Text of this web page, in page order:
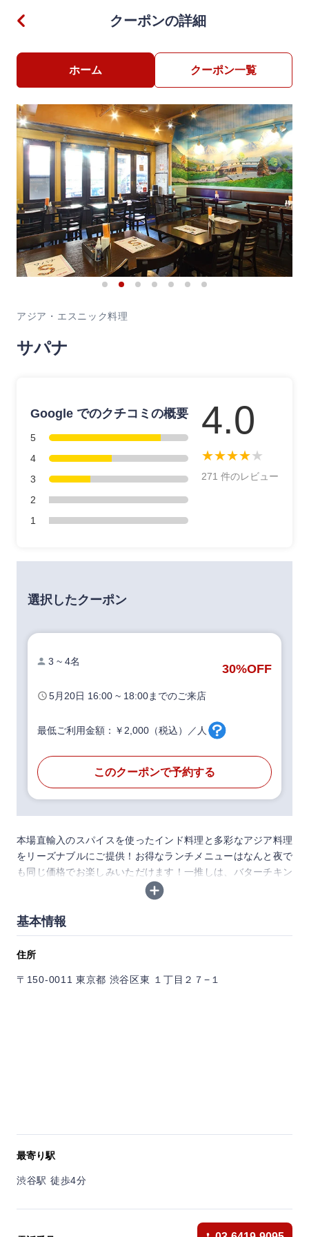
クーポンの詳細
ホーム クーポン一覧
アジア・エスニック料理
サパナ
Google でのクチコミの概要
5
4
3
2
1
4.0
★★★★★
271 件のレビュー
選択したクーポン
30%OFF
3 ~ 4名
5月20日 16:00 ~ 18:00までのご来店
最低ご利用金額：￥2,000（税込）／人
このクーポンで予約する
本場直輸入のスパイスを使ったインド料理と多彩なアジア料理
をリーズナブルにご提供！お得なランチメニューはなんと夜で
も同じ価格でお楽しみいただけます！一推しは、バターチキン
など4種のカレー食べ放題にパパド・チキンティカなどが付いた
2,900円の食べ飲み放題。アルコール飲み放題も付いたコスパ満
点のコースは各種宴会にも最適です。お洒落で開放的な店内は
25名様～貸切OK！女子会や歓送迎会にもご利用ください！
基本情報
住所
〒150-0011 東京都 渋谷区東 １丁目２７−１
最寄り駅
渋谷駅 徒歩4分